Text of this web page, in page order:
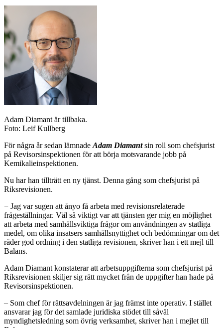
Adam Diamant är tillbaka.
Foto: Leif Kullberg
För några år sedan lämnade Adam Diamantsin roll som chefsjurist
på Revisorsinspektionen för att börja motsvarande jobb på
Kemikalieinspektionen.
Nu har han tillträtt en ny tjänst. Denna gång som chefsjurist på
Riksrevisionen.
− Jag var sugen att ånyo få arbeta med revisionsrelaterade
frågeställningar. Väl så viktigt var att tjänsten ger mig en möjlighet
att arbeta med samhällsviktiga frågor om användningen av statliga
medel, om olika insatsers samhällsnyttighet och bedömningar om det
råder god ordning i den statliga revisionen, skriver han i ett mejl till
Balans.
Adam Diamant konstaterar att arbetsuppgifterna som chefsjurist på
Riksrevisionen skiljer sig rätt mycket från de uppgifter han hade på
Revisorsinspektionen.
– Som chef för rättsavdelningen är jag främst inte operativ. I stället
ansvarar jag för det samlade juridiska stödet till såväl
myndighetsledning som övrig verksamhet, skriver han i mejlet till